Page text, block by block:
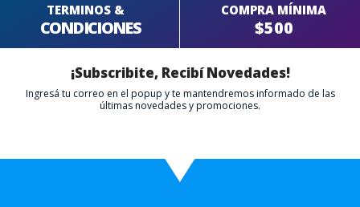
TERMINOS &
CONDICIONES
COMPRA MÍNIMA
$500
¡Subscribite, Recibí Novedades!
Ingresá tu correo en el popup y te mantendremos informado de las
últimas novedades y promociones.